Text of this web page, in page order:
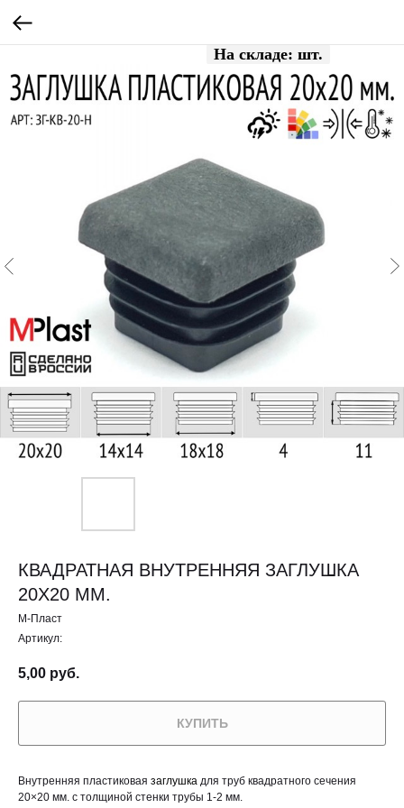
КВАДРАТНАЯ ВНУТРЕННЯЯ ЗАГЛУШКА
20X20 ММ.
М-Пласт
Артикул:
5,00 руб.
КУПИТЬ
Внутренняя пластиковая заглушка для труб квадратного сечения
20×20 мм. с толщиной стенки трубы 1-2 мм.